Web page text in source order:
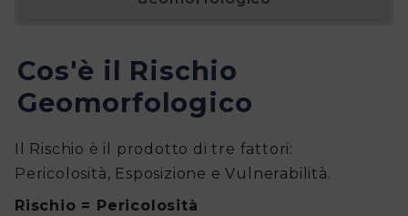
Cos'è il Rischio
Geomorfologico
Il Rischio è il prodotto di tre fattori:
Pericolosità, Esposizione e Vulnerabilità.
Rischio = Pericolosità